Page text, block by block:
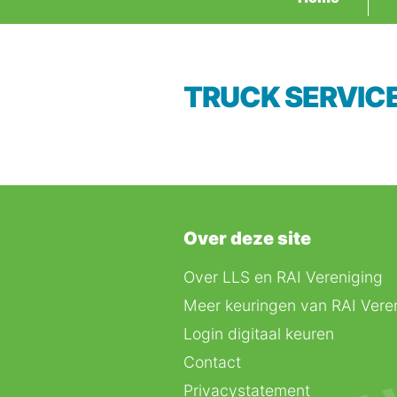
TRUCK
Over deze site
Over LLS en RAI Vereniging
Meer keuringen van RAI
Login digitaal keuren
Contact
Privacystatement